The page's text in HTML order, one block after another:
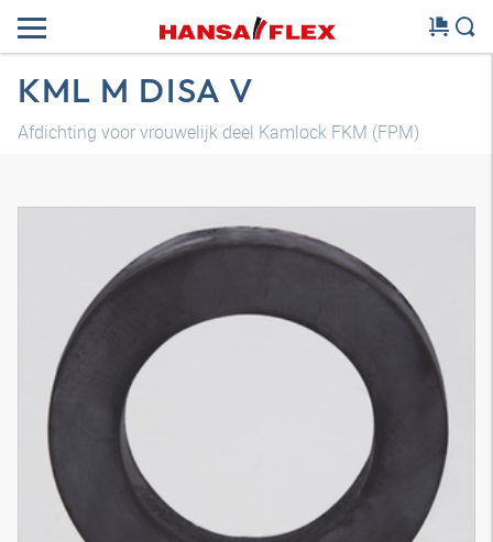
KML M DISA V
Afdichting voor vrouwelijk deel Kamlock FKM (FPM)